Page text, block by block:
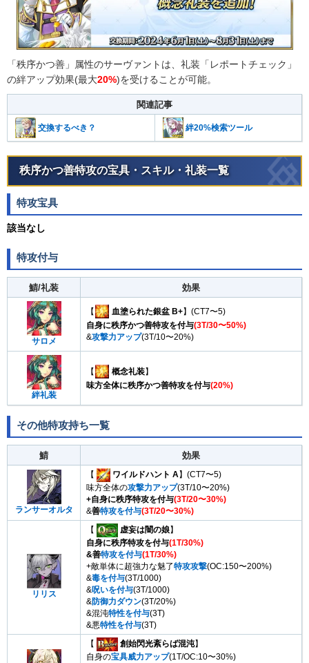
「秩序かつ善」属性のサーヴァントは、礼装「レポートチェック」
の絆アップ効果(最大20%)を受けることが可能。
関連記事
交換するべき？ 絆20%検索ツール
秩序かつ善特攻の宝具・スキル・礼装一覧
特攻宝具
該当なし
特攻付与
鯖/礼装 効果
サロメ
【 血塗られた銀盆 B+】(CT7〜5)
自身に秩序かつ善特攻を付与(3T/30〜50%)
&攻撃力アップ(3T/10〜20%)
絆礼装
【 概念礼装】
味方全体に秩序かつ善特攻を付与(20%)
その他特攻持ち一覧
鯖 効果
ランサーオルタ
【 ワイルドハント A】(CT7〜5)
味方全体の攻撃力アップ(3T/10〜20%)
+自身に秩序特攻を付与(3T/20〜30%)
&善特攻を付与(3T/20〜30%)
リリス
【 虚妄は闇の娘】
自身に秩序特攻を付与(1T/30%)
&善特攻を付与(1T/30%)
+敵単体に超強力な魅了特攻攻撃(OC:150〜200%)
&毒を付与(3T/1000)
&呪いを付与(3T/1000)
&防御力ダウン(3T/20%)
&混沌特性を付与(3T)
&悪特性を付与(3T)
【 創始閃光紊らば混沌】
自身の宝具威力アップ(1T/OC:10〜30%)